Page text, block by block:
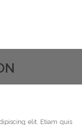
elit. Etiam quis